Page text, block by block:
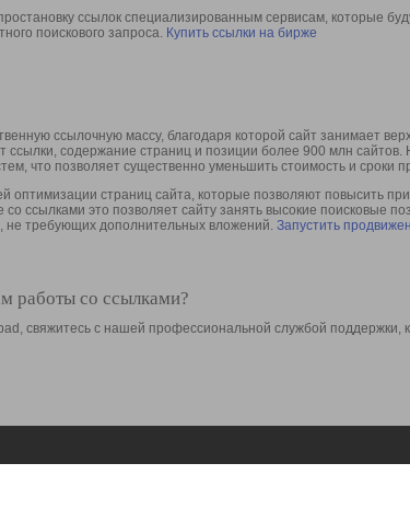
ссылок специализированным сервисам, которые
поискового запроса. Купить ссылки на бирже
ссылочную массу, благодаря которой сайт занимает
ссылки, содержание страниц и позиции более 900 млн
что позволяет существенно уменьшить стоимость и сроки
страниц сайта, которые позволяют повысить
ссылками это позволяет сайту занять высокие поисковые
требующих дополнительных вложений. Запустить
работы со ссылками?
свяжитесь с нашей профессиональной службой